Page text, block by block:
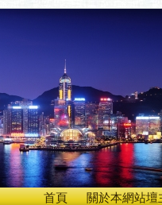
首頁
關於本網站壇